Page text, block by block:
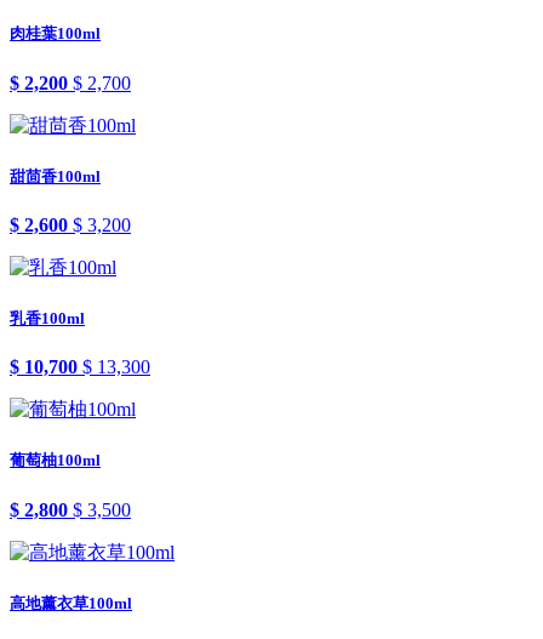
肉桂葉100ml
$ 2,200 $ 2,700
甜茴香100ml
$ 2,600 $ 3,200
乳香100ml
$ 10,700 $ 13,300
葡萄柚100ml
$ 2,800 $ 3,500
高地薰衣草100ml